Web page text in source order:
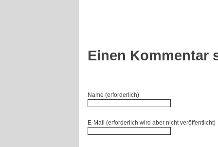
Einen Kommentar
Name (erforderlich)
E-Mail (erforderlich wird aber nicht veröffentlicht)